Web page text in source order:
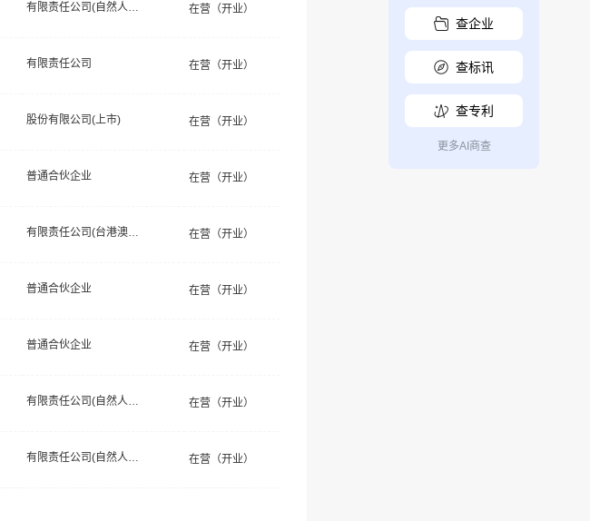
有限责任公司(自然人投资或控股) 在营（开业）
有限责任公司 在营（开业）
股份有限公司(上市) 在营（开业）
普通合伙企业 在营（开业）
有限责任公司(台港澳法人独资) 在营（开业）
普通合伙企业 在营（开业）
普通合伙企业 在营（开业）
有限责任公司(自然人投资或控股) 在营（开业）
有限责任公司(自然人投资或控股) 在营（开业）
查企业
查标讯
查专利
更多AI商查